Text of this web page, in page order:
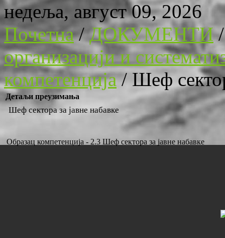
недеља, август 09, 2026
Почетна/ДОКУМЕНТИ
организацији и
компетенција/Шеф
Детаљи преузимања
Шеф сектора за јавне набавке
Образац компетенција - 2.3 Шеф сектора за јавне набавке